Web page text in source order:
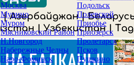
Москва
Мурино
Муром
Мясниковский Район
Н.Новгород
Набережные Челны
Наро-Фоминск
Подольск
Полевской
Приобье
Приозерск
Пролетарск
Псков
Пушкино